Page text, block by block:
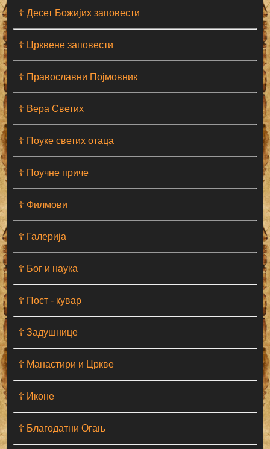
☦ Десет Божијих заповести
☦ Црквене заповести
☦ Православни Појмовник
☦ Вера Светих
☦ Поуке светих отаца
☦ Поучне приче
☦ Филмови
☦ Галерија
☦ Бог и наука
☦ Пост - кувар
☦ Задушнице
☦ Манастири и Цркве
☦ Иконе
☦ Благодатни Огањ